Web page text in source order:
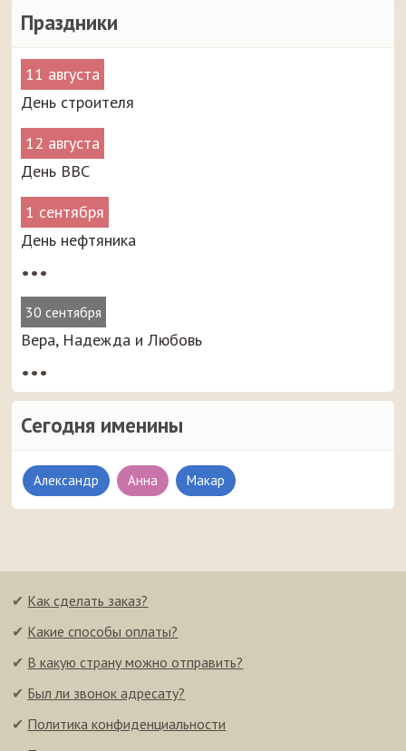
Праздники
11 августа
День строителя
12 августа
День ВВС
1 сентября
День нефтяника
•••
30 сентября
Вера, Надежда и Любовь
•••
Сегодня именины
Александр Анна Макар
✔ Как сделать заказ?
✔ Какие способы оплаты?
✔ В какую страну можно отправить?
✔ Был ли звонок адресату?
✔ Политика конфиденциальности